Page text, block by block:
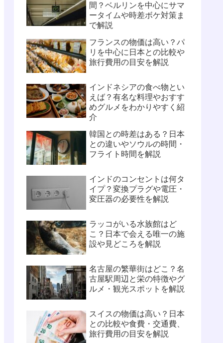
間？ベルリンを中心にサマ
ータイムや時差ボケ対策ま
で解説
フランスの物価は高い？パ
リを中心に日本との比較や
旅行費用の目安を解説
インドネシアの食べ物とい
えば？有名な料理やおすす
めグルメをわかりやすく紹
介
韓国との時差はある？日本
との違いやソウルの時間・
フライト時間を解説
インドのコンセントは何タ
イプ？変換プラグや電圧・
変圧器の必要性を解説
ラッコがいる水族館はど
こ？日本で会える唯一の施
設や見どころを解説
名古屋の繁華街はどこ？名
古屋駅周辺と栄の特徴やグ
ルメ・観光スポットを解説
スイスの物価は高い？日本
との比較や食費・交通費、
旅行費用の目安を解説